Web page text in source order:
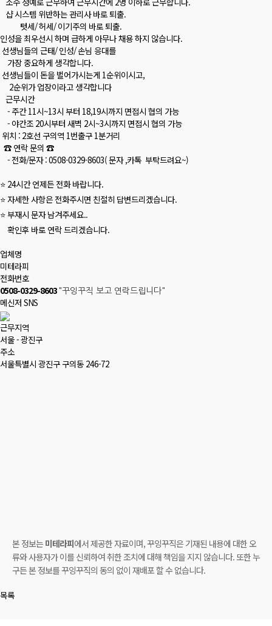
샵 시스템 위반하는 관리사 바로 퇴출.
텃세/ 허세/ 이기주의 바로 퇴출.
인성을 최우선시 하며 급하게 아무나 채용 하지 않습니다.
선생님들의 근태/ 인성/ 손님 응대를
가장 중요하게 생각합니다.
선생님들이 돈을 벌어가시는게 1순위이시고,
2순위가 업장이라고 생각합니다
근무시간
- 주간 11시~13시 부터 18,19시까지 면접시 협의 가능
- 야간조 20시부터 새벽 2시~3시까지 면접시 협의 가능
위치 : 2호선 구의역 1번출구 1분거리
☎️ 연락 문의 ☎️
- 전화/문자 : 0508-0329-8603( 문자 ,카톡 부탁드려요~)
⭐ 24시간 언제든 전화 바랍니다.
⭐ 자세한 사항은 전화주시면 친절히 답변드리겠습니다.
⭐ 부재시 문자 남겨주세요..
확인후 바로 연락 드리겠습니다.
업체명
미테라피
전화번호
0508-0329-8603 "꾸잉꾸직 보고 연락드립니다"
메신저 SNS
근무지역
서울 - 광진구
주소
서울특별시 광진구 구의동 246-72
본 정보는미테라피에서 제공한 자료이며, 꾸잉꾸직은 기재된 내용에 대한 오
류와 사용자가 이를 신뢰하여 취한 조치에 대해 책임을 지지 않습니다. 또한 누
구든 본 정보를 꾸잉꾸직의 동의 없이 재배포 할 수 없습니다.
목록